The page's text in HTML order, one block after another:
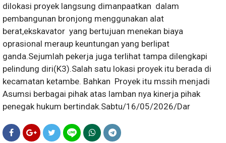
dilokasi proyek langsung dimanpaatkan dalam
pembangunan bronjong menggunakan alat
berat,ekskavator yang bertujuan menekan biaya
oprasional meraup keuntungan yang berlipat
ganda.Sejumlah pekerja juga terlihat tampa dilengkapi
pelindung diri(K3).Salah satu lokasi proyek itu berada di
kecamatan ketambe. Bahkan Proyek itu mssih menjadi
Asumsi berbagai pihak atas lamban nya kinerja pihak
penegak hukum bertindak.Sabtu/16/05/2026/Dar